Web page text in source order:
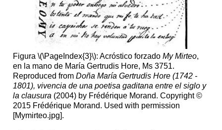
Figura \(\PageIndex{3}\): Acróstico forzado My Mirteo,
en la mano de María Gertrudis Hore, Ms 3751.
Reproduced from Doña María Gertrudis Hore (1742 -
1801), vivencia de una poetisa gaditana entre el siglo y
la clausura (2004) by Frédérique Morand. Copyright ©
2015 Frédérique Morand. Used with permission
[Mymirteo.jpg].